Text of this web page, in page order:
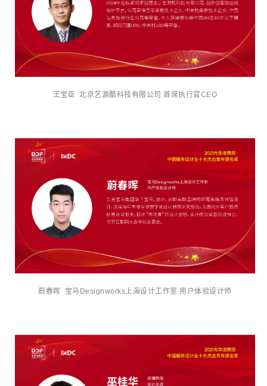
王宝臣 北京艺源酷科技有限公司 首席执行官CEO
蔚春晖 宝马Designworks上海设计工作室 用户体验设计师